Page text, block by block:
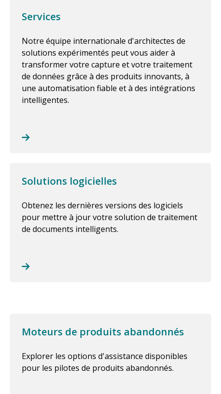
Services
Notre équipe internationale d'architectes de
solutions expérimentés peut vous aider à
transformer votre capture et votre traitement
de données grâce à des produits innovants, à
une automatisation fiable et à des intégrations
intelligentes.
Solutions logicielles
Obtenez les dernières versions des logiciels
pour mettre à jour votre solution de traitement
de documents intelligents.
Moteurs de produits abandonnés
Explorer les options d'assistance disponibles
pour les pilotes de produits abandonnés.